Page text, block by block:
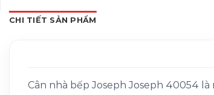
CHI TIẾT SẢN PHẨM
Cân nhà bếp Joseph Joseph 40054